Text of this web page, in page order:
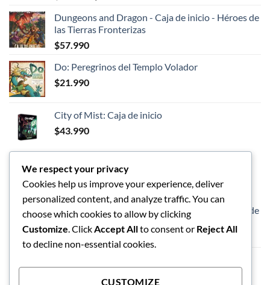
original
era:
actual
es:
Dungeons and Dragon - Caja de inicio - Héroes de
las Tierras Fronterizas
$57.990
Do: Peregrinos del Templo Volador
$21.990
City of Mist: Caja de inicio
$43.990
LOS MEJORES
Dungeons and Dragon - Caja de inicio - Héroes de
We respect your privacy
Cookies help us improve your experience, deliver
personalized content, and analyze traffic. You can
choose which cookies to allow by clicking
Customize. ClickAccept Allto consent or Reject All
to decline non-essential cookies.
CUSTOMIZE